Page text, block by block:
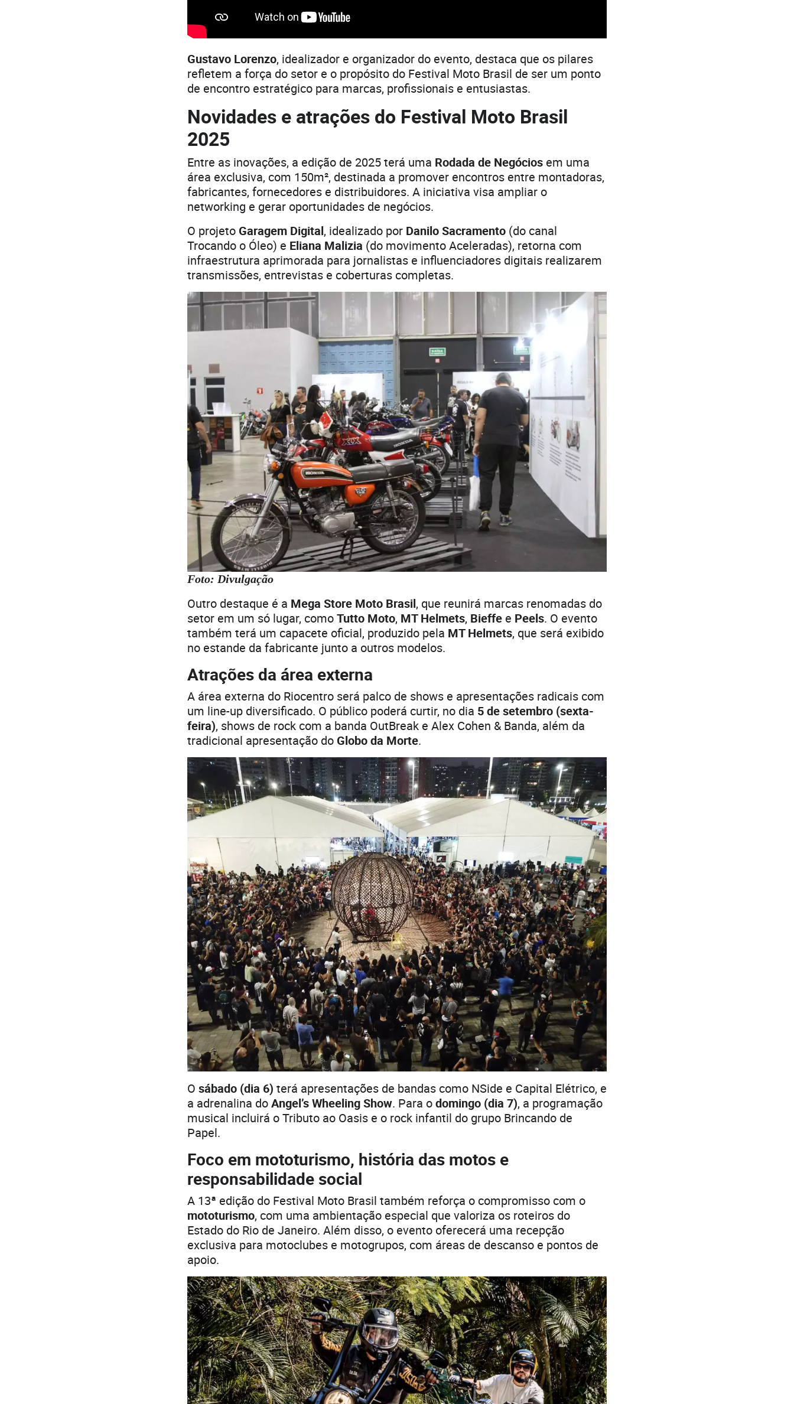
Gustavo Lorenzo, idealizador e organizador do evento, destaca que os pilares
refletem a força do setor e o propósito do Festival Moto Brasil de ser um ponto
de encontro estratégico para marcas, profissionais e entusiastas.
Novidades e atrações do Festival Moto Brasil
2025
Entre as inovações, a edição de 2025 terá uma Rodada de Negócios em uma
área exclusiva, com 150m², destinada a promover encontros entre montadoras,
fabricantes, fornecedores e distribuidores. A iniciativa visa ampliar o
networking e gerar oportunidades de negócios.
O projeto Garagem Digital, idealizado por Danilo Sacramento (do canal
Trocando o Óleo) e Eliana Malizia (do movimento Aceleradas), retorna com
infraestrutura aprimorada para jornalistas e influenciadores digitais realizarem
transmissões, entrevistas e coberturas completas.
Foto: Divulgação
Outro destaque é a Mega Store Moto Brasil, que reunirá marcas renomadas do
setor em um só lugar, comoTutto Moto, MT Helmets, Bieffe e Peels. O evento
também terá um capacete oficial, produzido pela MT Helmets, que será exibido
no estande da fabricante junto a outros modelos.
Atrações da área externa
A área externa do Riocentro será palco de shows e apresentações radicais com
um line-up diversificado. O público poderá curtir, no dia 5 de setembro (sexta-
feira), shows de rock com a banda OutBreak e Alex Cohen & Banda, além da
tradicional apresentação do Globo da Morte.
O sábado (dia 6) terá apresentações de bandas como NSide e Capital Elétrico, e
a adrenalina doAngel’s Wheeling Show. Para odomingo (dia 7), a programação
musical incluirá o Tributo ao Oasis e o rock infantil do grupo Brincando de
Papel.
Foco em mototurismo, história das motos e
responsabilidade social
A 13ª edição do Festival Moto Brasil também reforça o compromisso com o
mototurismo, com uma ambientação especial que valoriza os roteiros do
Estado do Rio de Janeiro. Além disso, o evento oferecerá uma recepção
exclusiva para motoclubes e motogrupos, com áreas de descanso e pontos de
apoio.